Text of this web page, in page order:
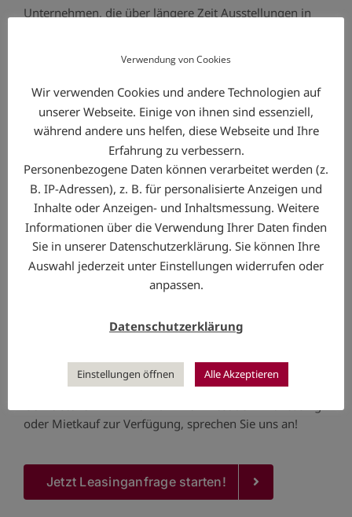
Unternehmen, die über längere Zeit Ausstellungen in
investieren viel Kapital in diese Ausstellungen. Das
Kapital wird in der Regel auf drei bis vier Jahre
gebunden. Die Lösung, um die Liquidität zu erhalten
bietet Ihnen die Naminco-Leasing GmbH mit dem
speziellen Ausstellungs-LEASING.Eine vorzeitige
Ablösung des Leasingvertrages wegen
Ausstellungswechsel ist natürlich gegeben, so wie auch
das Leasing der neuen Ausstellungs Objekte. Gerne
beraten wir Sie individuell in diesem Bereich!
Mit unseren Partner finden wir speziell nach Ihren
ausgerichteten Bedürfnissen schnelle und individuelle
Lösungen. Ihr Vorteil: Sie haben einen Ansprechpartner,
Kunden im Bereich vom € 500 netto bis € 20 000 netto
oder Mietkauf zur Verfügung, sprechen Sie uns an!
Jetzt Leasinganfrage starten!
Verwendung von Cookies
Wir verwenden Cookies und andere Technologien auf
unserer Webseite. Einige von ihnen sind essenziell,
während andere uns helfen, diese Webseite und Ihre
Erfahrung zu verbessern.
Personenbezogene Daten können verarbeitet werden (z.
B. IP-Adressen), z. B. für personalisierte Anzeigen und
Inhalte oder Anzeigen- und Inhaltsmessung. Weitere
Informationen über die Verwendung Ihrer Daten finden
Sie in unserer Datenschutzerklärung. Sie können Ihre
Auswahl jederzeit unter Einstellungen widerrufen oder
anpassen.
Datenschutzerklärung
Einstellungen öffnen Alle Akzeptieren